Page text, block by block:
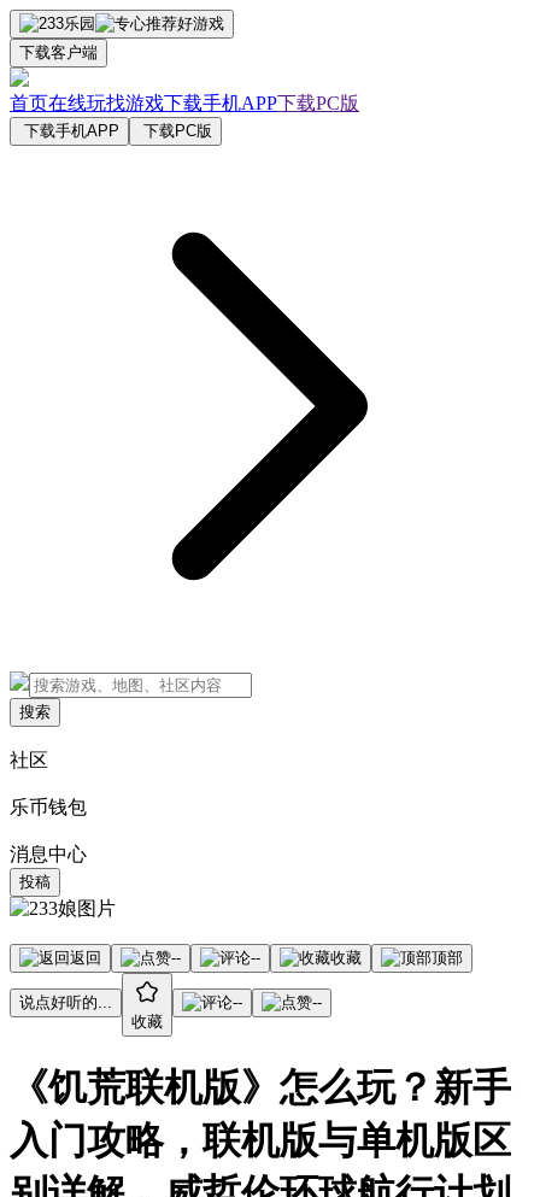
下载客户端
首页在线玩找游戏下载手机APP下载PC版
下载手机APP 下载PC版
搜索
社区
乐币钱包
消息中心
投稿
返回 -- -- 收藏 顶部
说点好听的...
收藏
-- --
《饥荒联机版》怎么玩？新手
入门攻略，联机版与单机版区